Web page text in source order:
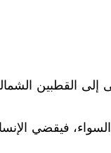
إلى القطبين
فيقضي